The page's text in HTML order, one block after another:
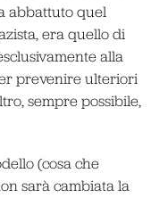
abbattuto quel
era quello di
alla
prevenire ulteriori
sempre possibile,
(cosa che
sarà cambiata la